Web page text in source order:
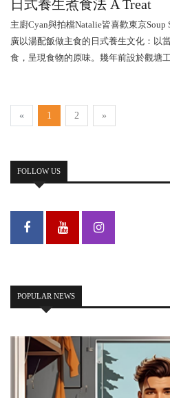
日式養生煮食法 A Treat
主廚Cyan與拍檔Natalie皆喜歡東京
廣以湯配飯做主食的日式養生文化：以
食，呈現食物的原味。幾年前設於觀塘工
« 1 2 »
FOLLOW US
POPULAR NEWS